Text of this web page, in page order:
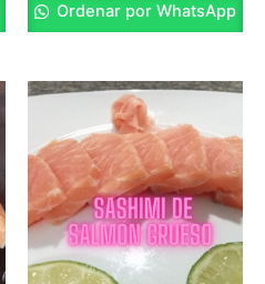
Ordenar por WhatsApp